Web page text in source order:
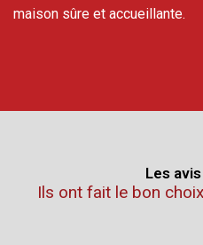
maison sûre et accueillante.
Les
Ils ont fait le bon